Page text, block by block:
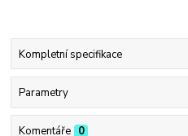
Kompletní specifikace
Parametry
Komentáře 0